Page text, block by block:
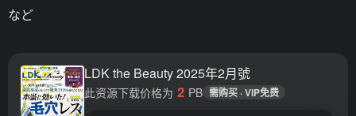
など
LDK the Beauty 2025年2月號
此资源下载价格为 2 PB 需购买 · VIP免费